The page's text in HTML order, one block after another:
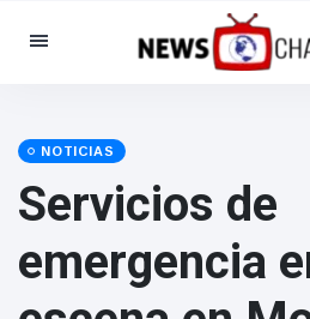
Categorías
Social y Diversión
Cine y TV
(81)
Celebridades
(13938)
Moda y Belleza
(122)
NOTICIAS
Servicios de
emergencia